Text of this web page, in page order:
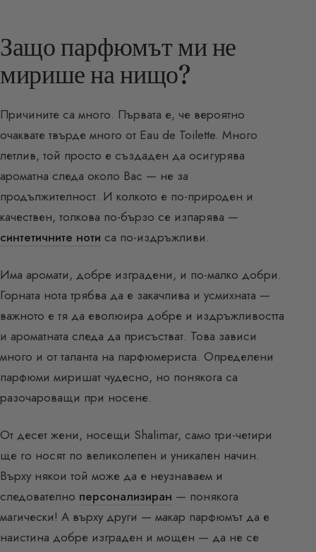
Защо парфюмът ми не
мирише на нищо?
Причините са много. Първата е, че вероятно
очаквате твърде много от Eau de Toilette. Много
летлив, той просто е създаден да осигурява
ароматна следа около Вас — не за
продължителност. И колкото е по-природен и
качествен, толкова по-бързо се изпарява —
синтетичните ноти са по-издръжливи.
Има аромати, добре изградени, и по-малко добри.
Горната нота трябва да е закачлива и усмихната —
важното е тя да еволюира добре и издръжливостта
и ароматната следа да присъстват. Това зависи
много и от таланта на парфюмериста. Определени
парфюми миришат чудесно, но понякога са
разочароващи при носене.
От десет жени, носещи Shalimar, само три-четири
ще го носят по великолепен и уникален начин.
Върху някои той може да е неузнаваем и
следователно персонализиран — понякога
магически! А върху други — макар парфюмът да е
наистина добре изграден и мощен — да не се